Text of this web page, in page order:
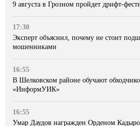
9 августа в Грозном пройдет дрифт-
17:30
Эксперт объяснил, почему не стоит
мошенниками
16:55
В Шелковском районе обучают
«ИнформУИК»
16:55
Умар Даудов награжден Орденом